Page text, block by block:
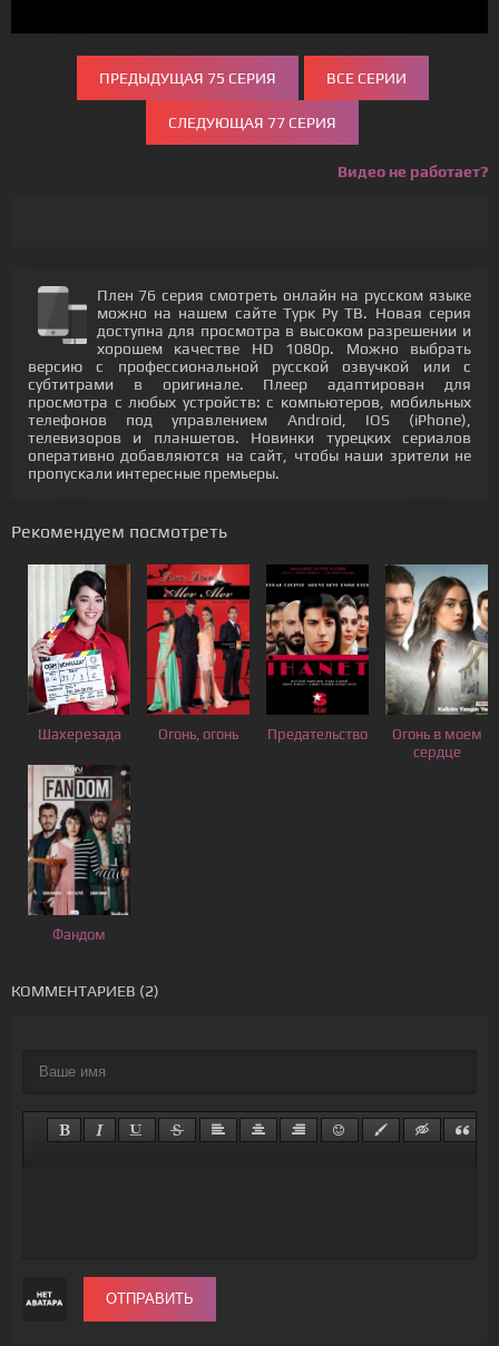
ПРЕДЫДУЩАЯ 75 СЕРИЯ ВСЕ СЕРИИ
СЛЕДУЮЩАЯ 77 СЕРИЯ
Видео не работает?
Плен 76 серия смотреть онлайн на русском языке
можно на нашем сайте Турк Ру ТВ. Новая серия
доступна для просмотра в высоком разрешении и
хорошем качестве HD 1080p. Можно выбрать
версию с профессиональной русской озвучкой или с
субтитрами в оригинале. Плеер адаптирован для
просмотра с любых устройств: с компьютеров, мобильных
телефонов под управлением Android, IOS (iPhone),
телевизоров и планшетов. Новинки турецких сериалов
оперативно добавляются на сайт, чтобы наши зрители не
пропускали интересные премьеры.
Рекомендуем посмотреть
Шахерезада Огонь, огонь Предательство
Огонь в моем
сердце
Фандом
КОММЕНТАРИЕВ (2)
ОТПРАВИТЬ